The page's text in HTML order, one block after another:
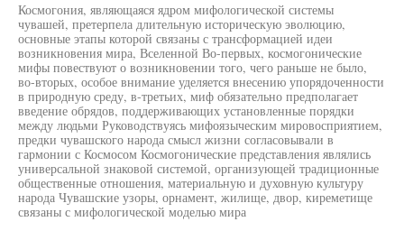
Космогония, являющаяся ядром мифологической системы
чувашей, претерпела длительную историческую эволюцию,
основные этапы которой связаны с трансформацией идеи
возникновения мира, Вселенной Во-первых, космогонические
мифы повествуют о возникновении того, чего раньше не было,
во-вторых, особое внимание уделяется внесению упорядоченности
в природную среду, в-третьих, миф обязательно предполагает
введение обрядов, поддерживающих установленные порядки
между людьми Руководствуясь мифоязыческим мировосприятием,
предки чувашского народа смысл жизни согласовывали в
гармонии с Космосом Космогонические представления являлись
универсальной знаковой системой, организующей традиционные
общественные отношения, материальную и духовную культуру
народа Чувашские узоры, орнамент, жилище, двор, киреметище
связаны с мифологической моделью мира